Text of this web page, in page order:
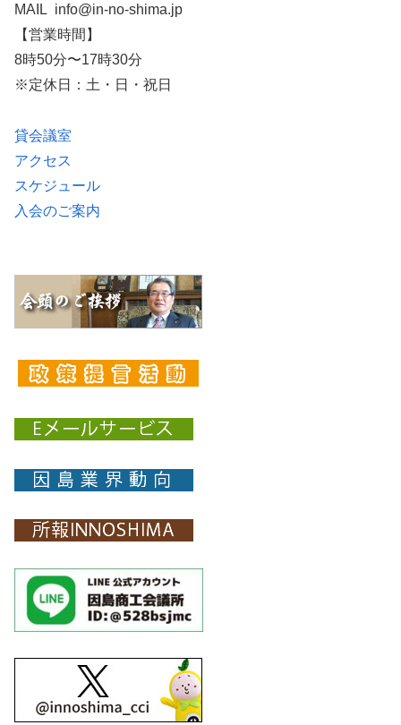
MAIL info@in-no-shima.jp
【営業時間】
8時50分〜17時30分
※定休日：土・日・祝日
貸会議室
アクセス
スケジュール
入会のご案内